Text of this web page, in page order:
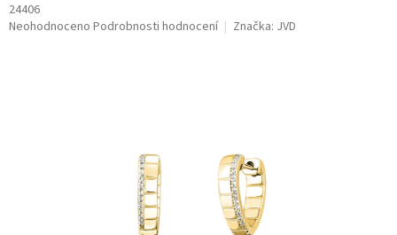
24406
Průměrné
Neohodnoceno Podrobnosti hodnocení Značka: JVD